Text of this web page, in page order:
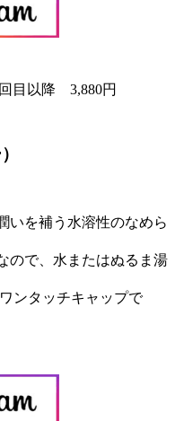
目以降 3,880円
いを補う水溶性のなめら
ので、水またはぬるま湯
ンタッチキャップで